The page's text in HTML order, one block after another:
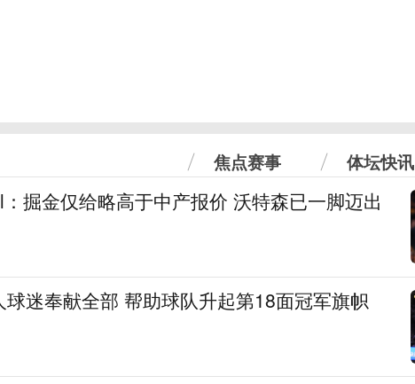
焦点赛事 体坛快讯
掘金仅给略高于中产报价 沃特森已一脚迈出
迷奉献全部 帮助球队升起第18面冠军旗帜